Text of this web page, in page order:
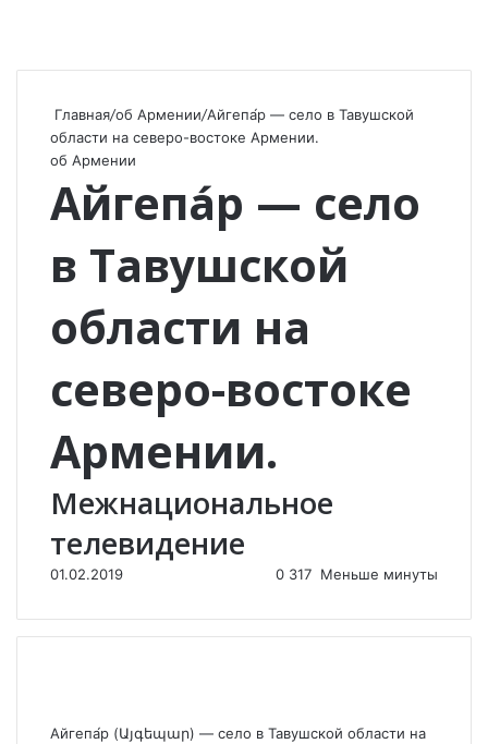
Главная/об Армении/Айгепа́р — село в Тавушской
области на северо-востоке Армении.
об Армении
Айгепа́р — село
в Тавушской
области на
северо-востоке
Армении.
Межнациональное
телевидение
01.02.2019 0 317 Меньше минуты
Айгепа́р (Այգեպար) — село в Тавушской области на